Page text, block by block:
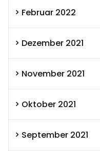
Februar 2022
Dezember 2021
November 2021
Oktober 2021
September 2021